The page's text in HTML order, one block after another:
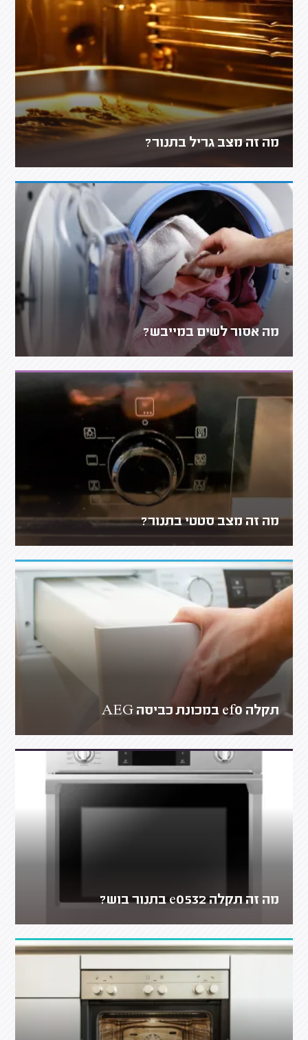
מה זה מצב גריל בתנור?
מה אסור לשים במייבש?
מה זה מצב סטטי בתנור?
תקלה ef0 במכונת כביסה AEG
מה זה תקלה e0532 בתנור בוש?